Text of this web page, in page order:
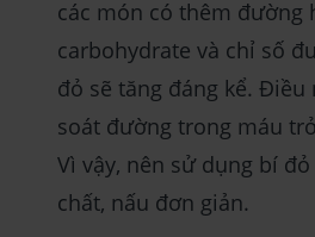
các món có thêm đường
carbohydrate và chỉ số
đỏ sẽ tăng đáng kể. Điều
soát đường trong máu
Vì vậy, nên sử dụng bí
chất, nấu đơn giản.